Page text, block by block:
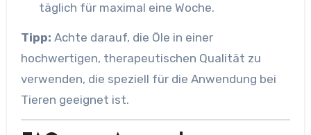
täglich für maximal eine Woche.
Tipp: Achte darauf, die Öle in einer
hochwertigen, therapeutischen Qualität zu
verwenden, die speziell für die Anwendung bei
Tieren geeignet ist.